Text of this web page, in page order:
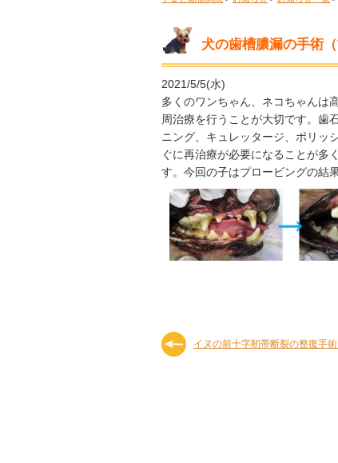
犬の歯槽膿漏の手術（
2021/5/5(水)
多くのワンちゃん、ネコちゃんは
周治療を行うことが大切です。歯
ニング、キュレッタージ、ポリッ
ぐに再治療が必要になることが多
す。今回の子はプロービングの結
イヌの前十字靭帯断裂の整復手術